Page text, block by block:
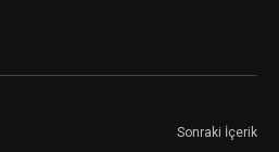
Sonraki İçerik